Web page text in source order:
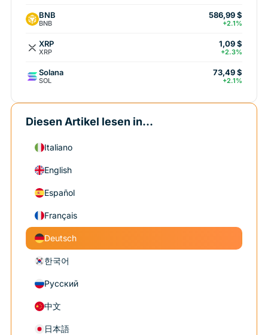
BNB
BNB
586,99 $
+2.1%
XRP
XRP
1,09 $
+2.3%
Solana
SOL
73,49 $
+2.1%
Diesen Artikel lesen in...
Italiano
English
Español
Français
Deutsch
한국어
Русский
中文
日本語